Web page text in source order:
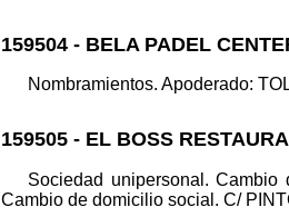
159504 - BELA PADEL
Nombramientos. Apoderado:
159505 - EL BOSS
Sociedad unipersonal.
Cambio de domicilio social. C/